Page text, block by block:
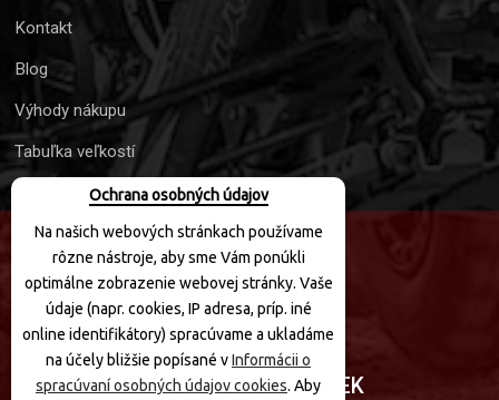
Ochrana osobných údajov
Na našich webových stránkach používame
rôzne nástroje, aby sme Vám ponúkli
optimálne zobrazenie webovej stránky. Vaše
údaje (napr. cookies, IP adresa, príp. iné
online identifikátory) spracúvame a ukladáme
na účely bližšie popísané vInformácii o
spracúvaní osobných údajov cookies. Aby
Kontakt
Blog
Výhody nákupu
Tabuľka veľkostí
SLEDUJTE NÁS
PRIHLÁSIŤ SA K ODBERU NOVINIEK